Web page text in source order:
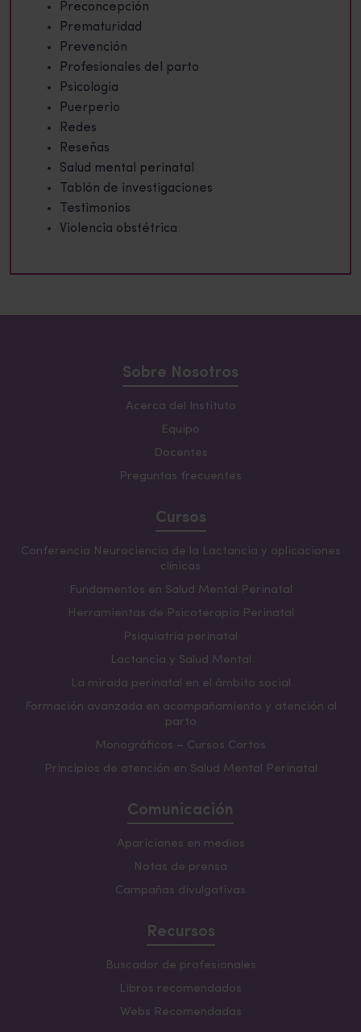
Preconcepción
Prematuridad
Prevención
Profesionales del parto
Psicologia
Puerperio
Redes
Reseñas
Salud mental perinatal
Tablón de investigaciones
Testimonios
Violencia obstétrica
Sobre Nosotros
Acerca del Instituto
Equipo
Docentes
Preguntas frecuentes
Cursos
Conferencia Neurociencia de la Lactancia y aplicaciones
clínicas
Fundamentos en Salud Mental Perinatal
Herramientas de Psicoterapia Perinatal
Psiquiatría perinatal
Lactancia y Salud Mental
La mirada perinatal en el ámbito social
Formación avanzada en acompañamiento y atención al
parto
Monográficos – Cursos Cortos
Principios de atención en Salud Mental Perinatal
Comunicación
Apariciones en medios
Notas de prensa
Campañas divulgativas
Recursos
Buscador de profesionales
Libros recomendados
Webs Recomendadas